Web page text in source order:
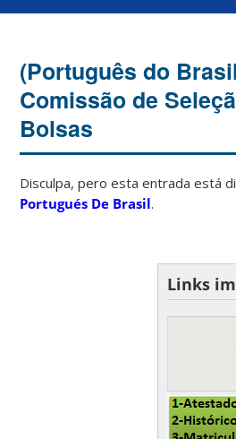
(Português do
Comissão de
Bolsas
Disculpa, pero esta entrada está
Portugués De Brasil.
Links